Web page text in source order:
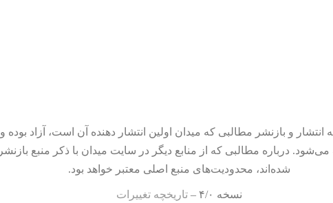
انتشار و بازنشر مطالبی که میدان اولین انتشار دهنده آن است، آزاد بوده و
درباره مطالبی که از منابع دیگر در سایت میدان با ذکر منبع بازنشر
شده‌اند، محدودیت‌های منبع اصلی معتبر خواهد بود.
نسخه ۴/۰ – تاریخچه تغییرات